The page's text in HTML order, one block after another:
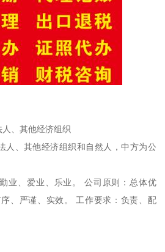
、其他经济组织
人、其他经济组织和自然人，中方为公
业、爱业、乐业。 公司原则：总体优
、严谨、实效。 工作要求：负责、配